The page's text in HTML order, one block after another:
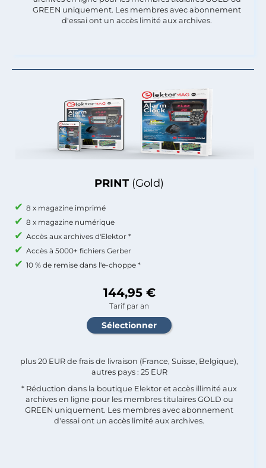
PRINT (Gold)
8 x magazine imprimé
8 x magazine numérique
Accès aux archives d'Elektor *
Accès à 5000+ fichiers Gerber
10 % de remise dans l'e-choppe *
144,95 €
Tarif par an
plus 20 EUR de frais de livraison (France, Suisse, Belgique),
autres pays : 25 EUR
* Réduction dans la boutique Elektor et accès illimité aux
archives en ligne pour les membres titulaires GOLD ou
GREEN uniquement. Les membres avec abonnement
d'essai ont un accès limité aux archives.
GREEN uniquement. Les membres avec abonnement
d'essai ont un accès limité aux archives.